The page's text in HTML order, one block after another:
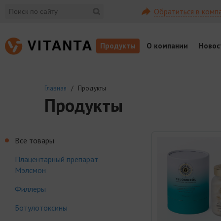
Обратиться в
Продукты О компании
Главная / Продукты
Продукты
Все товары
Плацентарный препарат
Мэлсмон
Филлеры
Ботулотоксины